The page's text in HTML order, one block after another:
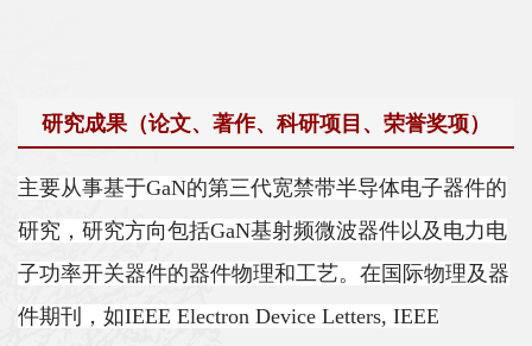
士
校
友
中
研究成果（论文、著作、科研项目、荣誉奖项）
主要从事基于GaN的第三代宽禁带半导体电子器件的
研究，研究方向包括GaN基射频微波器件以及电力电
子功率开关器件的器件物理和工艺。在国际物理及器
件期刊，如IEEE Electron Device Letters, IEEE